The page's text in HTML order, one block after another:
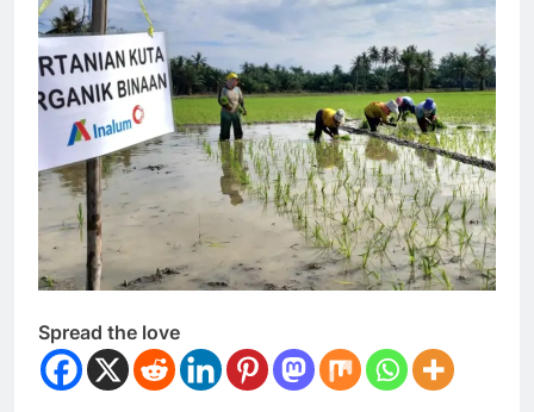
Spread the love